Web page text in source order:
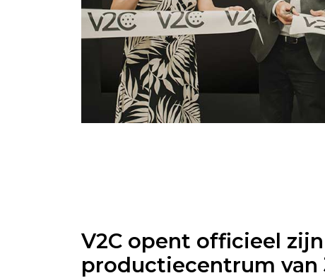
V2C opent officieel
productiecentrum van